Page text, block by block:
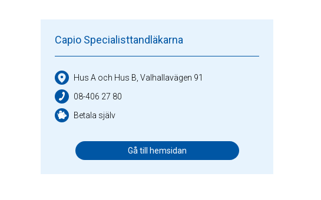
Capio Specialisttandläkarna
Hus A och Hus B, Valhallavägen 91
08-406 27 80
Betala själv
Gå till hemsidan